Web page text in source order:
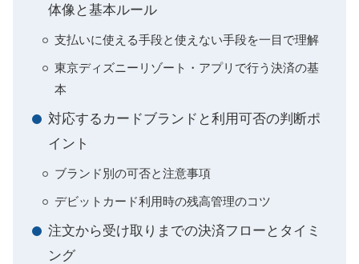
体像と基本ルール
支払いに使える手段と使えない手段を一目で理解
東京ディズニーリゾート・アプリで行う決済の基
本
対応するカードブランドと利用可否の判断ポ
イント
ブランド別の可否と注意事項
デビットカード利用時の残高管理のコツ
注文から受け取りまでの決済フローとタイミ
ング